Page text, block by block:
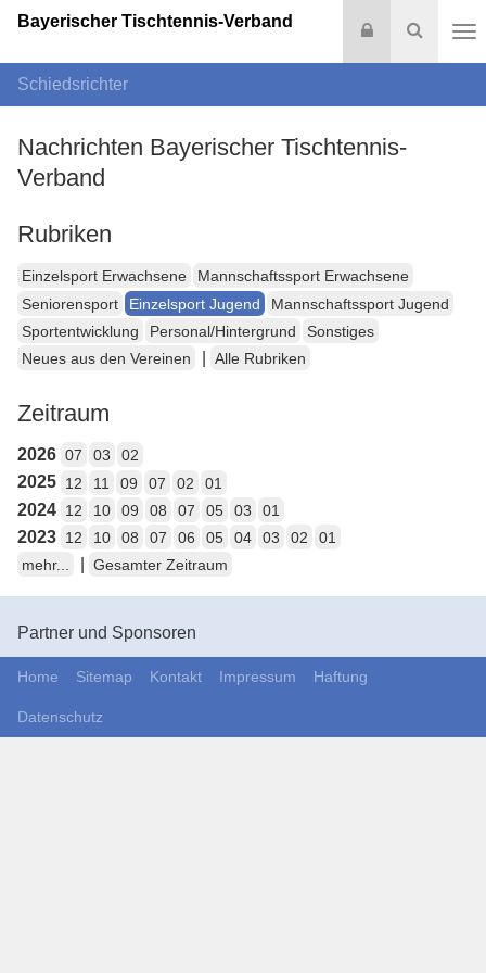
Suche
Login
Bayerischer Tischtennis-Verband
Schiedsrichter
Nachrichten Bayerischer Tischtennis-
Verband
Rubriken
Einzelsport Erwachsene
Mannschaftssport Erwachsene
Seniorensport
Einzelsport Jugend
Mannschaftssport Jugend
Sportentwicklung
Personal/Hintergrund
Sonstiges
Neues aus den Vereinen
Alle Rubriken
Zeitraum
2026 07 03 02
2025 12 11 09 07 02 01
2024 12 10 09 08 07 05 03 01
2023 12 10 08 07 06 05 04 03 02
01
mehr...
Gesamter Zeitraum
Partner und Sponsoren
Home Sitemap Kontakt Impressum Haftung
Datenschutz